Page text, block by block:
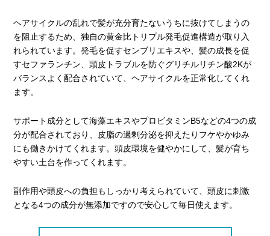
ヘアサイクルの乱れで髪が充分育たないうちに抜けてしまうの
を阻止するため、独自の黄金比トリプル発毛促進構造が取り入
れられています。発毛を促すセンブリエキスや、髪の成長を促
すセファランチン、頭皮トラブルを防ぐグリチルリチン酸2Kが
バランスよく配合されていて、ヘアサイクルを正常化してくれ
ます。
サポート成分として海藻エキスやプロビタミンB5などの4つの成
分が配合されており、皮脂の過剰分泌を抑えたりフケやかゆみ
にも働きかけてくれます。頭皮環境を健やかにして、髪が育ち
やすい土台を作ってくれます。
副作用や頭皮への負担もしっかり考えられていて、頭皮に刺激
となる4つの成分が無添加ですので安心して毎日使えます。